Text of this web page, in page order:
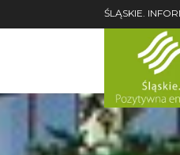
ŚLĄSKIE.